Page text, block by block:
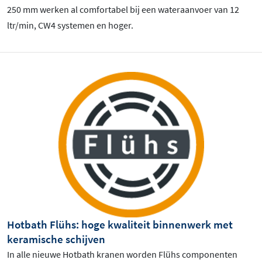
250 mm werken al comfortabel bij een wateraanvoer van 12
ltr/min, CW4 systemen en hoger.
Hotbath Flühs: hoge kwaliteit binnenwerk met
keramische schijven
In alle nieuwe Hotbath kranen worden Flühs componenten